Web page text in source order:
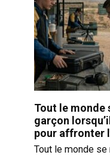
Tout le monde
garçon
pour affronter
Tout le monde se